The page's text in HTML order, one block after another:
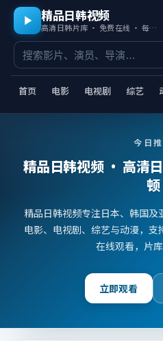
精品日韩视频
高清日韩片库 · 免费在线 · 每日更新
首页 电影 电视剧 综艺
今日
精品日韩视频· 高清日
顿
精品日韩视频专注日本、韩国
电影、电视剧、综艺与动漫，
在线观看，片库
立即观看